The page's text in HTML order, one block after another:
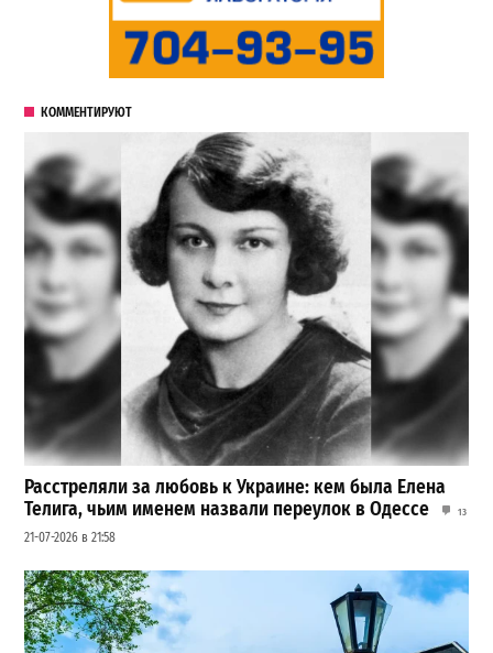
КОММЕНТИРУЮТ
Расстреляли за любовь к Украине: кем была Елена
Телига, чьим именем назвали переулок в Одессе
13
21-07-2026 в 21:58